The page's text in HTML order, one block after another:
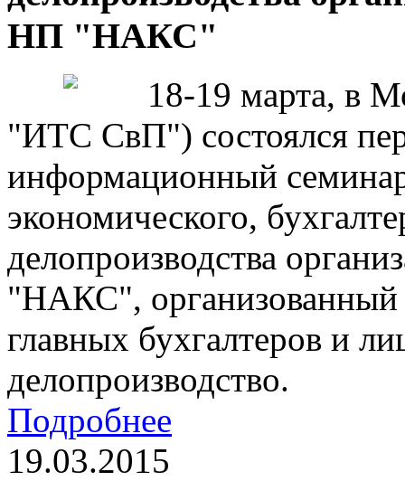
НП "НАКС"
18-19 марта, в
"ИТС СвП") состоялся
информационный
экономического,
делопроизводства
"НАКС", организованный
главных бухгалтеров и
делопроизводство.
Подробнее
19.03.2015